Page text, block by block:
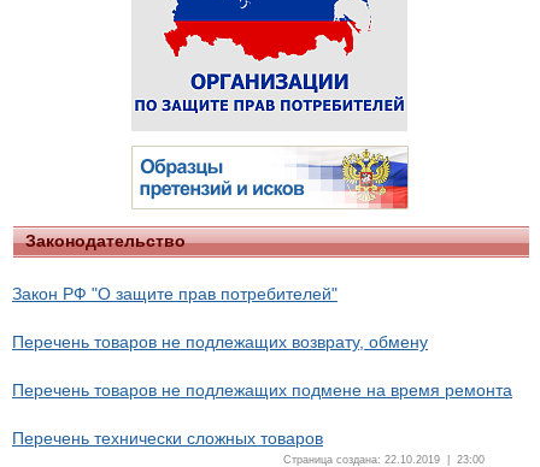
Законодательство
Закон РФ "О защите прав потребителей"
Перечень товаров не подлежащих возврату, обмену
Перечень товаров не подлежащих подмене на время ремонта
Перечень технически сложных товаров
Страница создана: 22.10.2019 | 23:00